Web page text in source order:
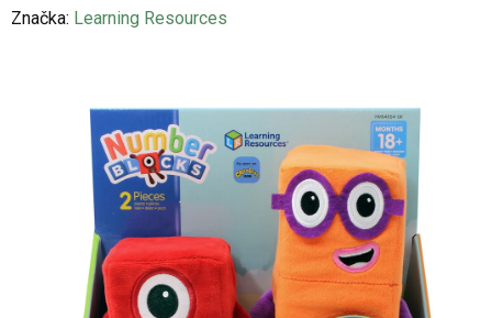
hodnocení
Značka: Learning Resources